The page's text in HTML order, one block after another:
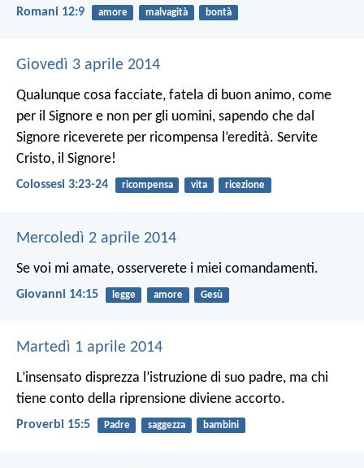
Romani 12:9 amore malvagità bontà
Giovedì 3 aprile 2014
Qualunque cosa facciate, fatela di buon animo, come
per il Signore e non per gli uomini, sapendo che dal
Signore riceverete per ricompensa l’eredità. Servite
Cristo, il Signore!
Colossesi 3:23-24 ricompensa vita ricezione
Mercoledì 2 aprile 2014
Se voi mi amate, osserverete i miei comandamenti.
Giovanni 14:15 legge amore Gesù
Martedì 1 aprile 2014
L’insensato disprezza l’istruzione di suo padre, ma chi
tiene conto della riprensione diviene accorto.
Proverbi 15:5 Padre saggezza bambini